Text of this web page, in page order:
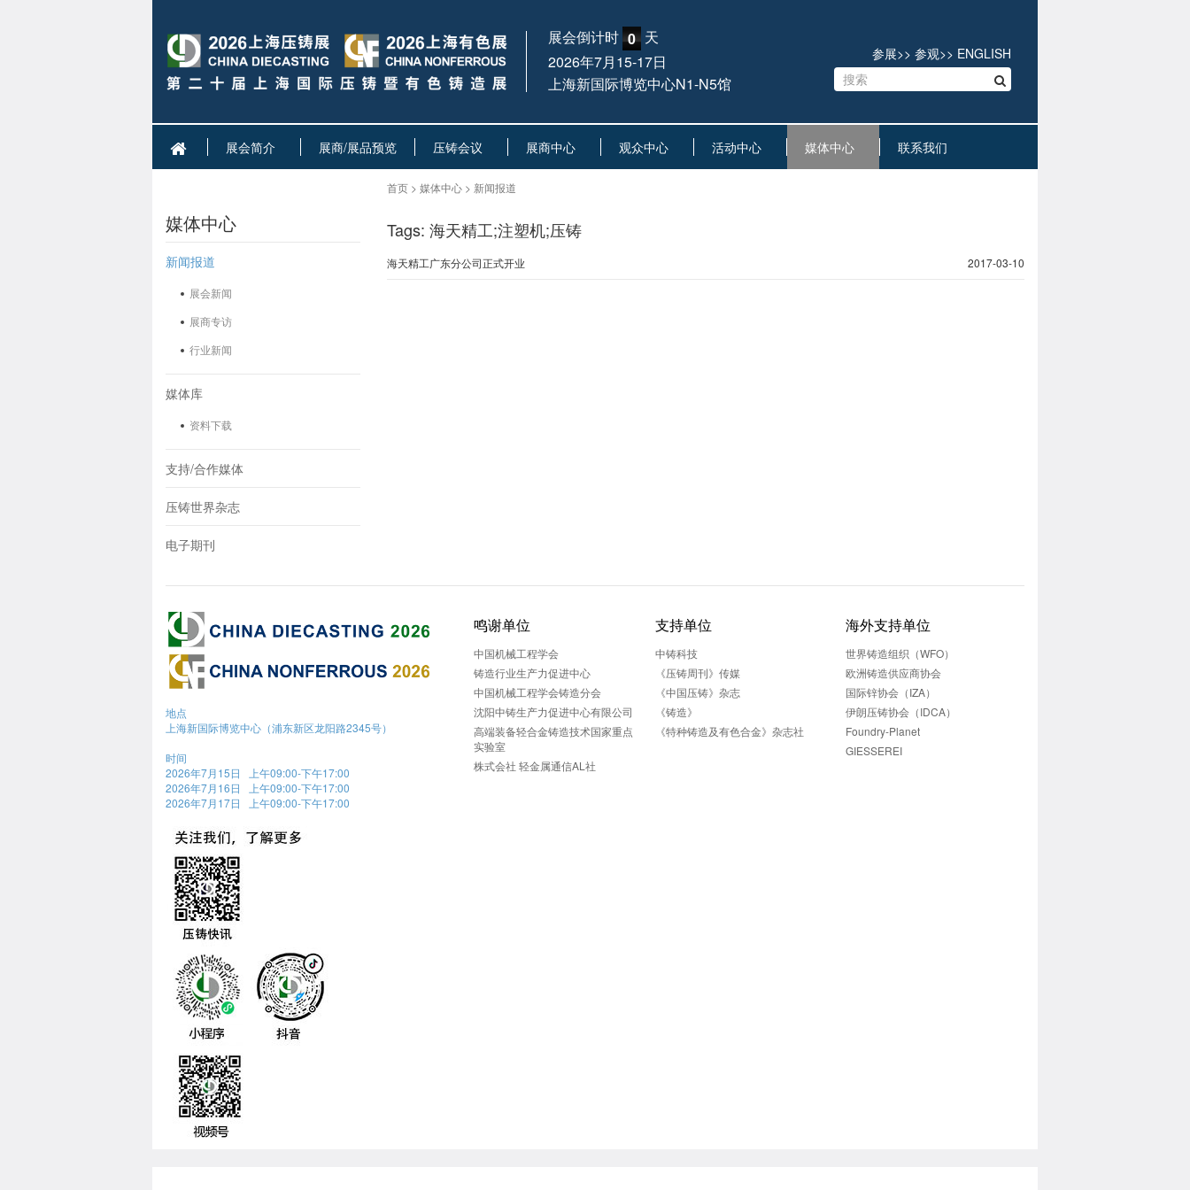
展会倒计时 0 天
2026年7月15-17日
上海新国际博览中心N1-N5馆
参展>> 参观>> ENGLISH
展会简介 展商/展品预览 压铸会议 展商中心 观众中心 活动中心 媒体中心 联系我们
媒体中心
新闻报道
展会新闻
展商专访
行业新闻
媒体库
资料下载
支持/合作媒体
压铸世界杂志
电子期刊
首页 > 媒体中心 > 新闻报道
Tags: 海天精工;注塑机;压铸
2017-03-10
海天精工广东分公司正式开业
地点
上海新国际博览中心（浦东新区龙阳路2345号）
时间
2026年7月15日 上午09:00-下午17:00
2026年7月16日 上午09:00-下午17:00
2026年7月17日 上午09:00-下午17:00
鸣谢单位
中国机械工程学会
铸造行业生产力促进中心
中国机械工程学会铸造分会
沈阳中铸生产力促进中心有限公司
高端装备轻合金铸造技术国家重点
实验室
株式会社 轻金属通信AL社
支持单位
中铸科技
《压铸周刊》传媒
《中国压铸》杂志
《铸造》
《特种铸造及有色合金》杂志社
海外支持单位
世界铸造组织（WFO）
欧洲铸造供应商协会
国际锌协会（IZA）
伊朗压铸协会（IDCA）
Foundry-Planet
GIESSEREI